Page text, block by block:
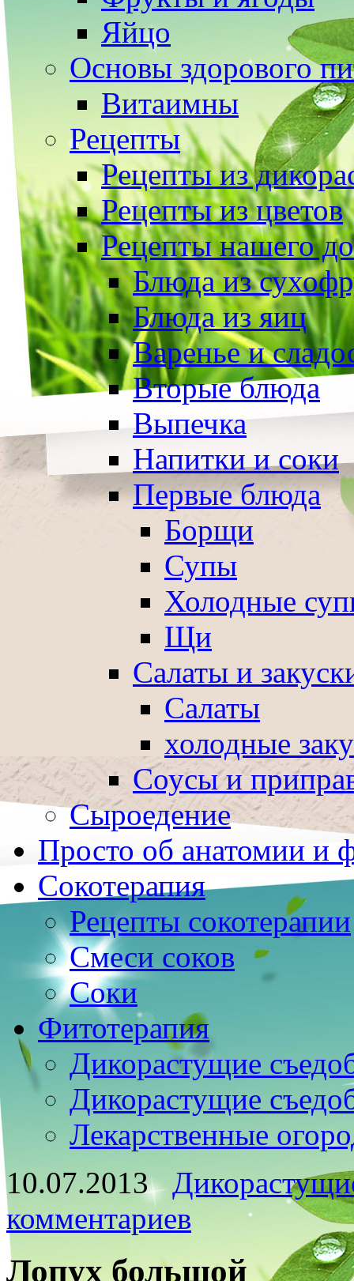
Яйцо
Основы здорового
Витаимны
Рецепты
Рецепты из
Рецепты из цветов
Рецепты нашего
Блюда из
Блюда из яиц
Варенье и
Вторые блюда
Выпечка
Напитки и соки
Первые блюда
Борщи
Супы
Холодные
Щи
Салаты и
Салаты
холодные
Соусы и
Сыроедение
Просто об анатомии и
Сокотерапия
Рецепты сокотерапии
Смеси соков
Соки
Фитотерапия
Дикорастущие
Дикорастущие
Лекарственные
10.07.2013
комментариев
Лопух большой